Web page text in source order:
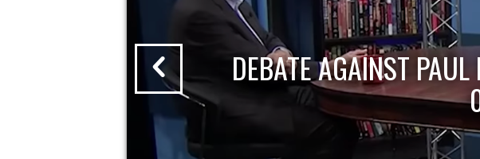
DEBATE AGAINST